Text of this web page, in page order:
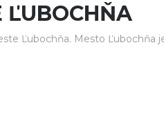
ĽUBOCHŇA
Ľubochňa. Mesto Ľubochňa